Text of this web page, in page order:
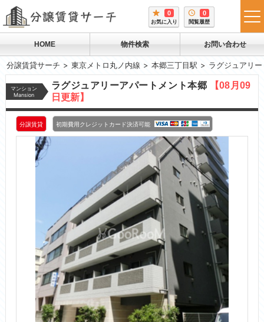
0
お気に入り
0
閲覧履歴
HOME 物件検索 お問い合わせ
分譲賃貸サーチ 東京メトロ丸ノ内線 本郷三丁目駅 ラグジュアリ
マンション
Mansion
ラグジュアリーアパートメント本郷
【08月09
日更新】
分譲賃貸 初期費用クレジットカード決済可能